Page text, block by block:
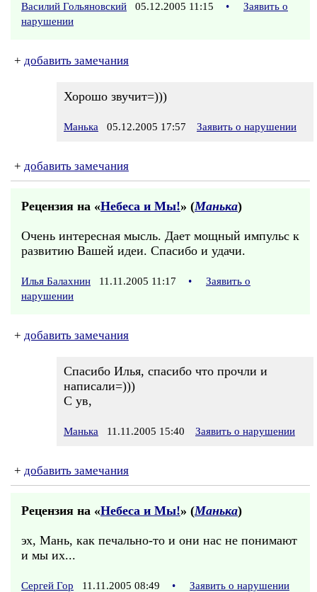
Василий Гольяновский 05.12.2005 11:15 •
Заявить о
нарушении
+ добавить замечания
Хорошо звучит=)))
Манька 05.12.2005 17:57 Заявить о нарушении
+ добавить замечания
Рецензия на «Небеса и Мы!» (Манька)
Очень интересная мысль. Дает мощный импульс к
развитию Вашей идеи. Спасибо и удачи.
Илья Балахнин 11.11.2005 11:17 •
Заявить о
нарушении
+ добавить замечания
Спасибо Илья, спасибо что прочли и
написали=)))
С ув,
Манька 11.11.2005 15:40 Заявить о нарушении
+ добавить замечания
Рецензия на «Небеса и Мы!» (Манька)
эх, Мань, как печально-то и они нас не понимают
и мы их...
Сергей Гор 11.11.2005 08:49 • Заявить о нарушении